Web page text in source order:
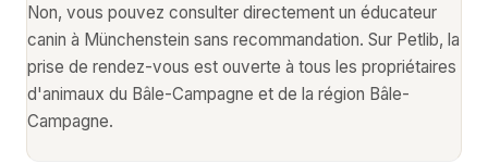
Non, vous pouvez consulter directement un éducateur
canin à Münchenstein sans recommandation. Sur Petlib, la
prise de rendez-vous est ouverte à tous les propriétaires
d'animaux du Bâle-Campagne et de la région Bâle-
Campagne.